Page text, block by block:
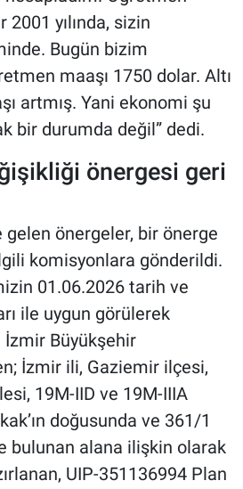
2001 yılında, sizin
Bugün bizim
maaşı 1750 dolar. Altı
artmış. Yani ekonomi şu
bir durumda değil” dedi.
önergesi geri
önergeler, bir önerge
komisyonlara gönderildi.
01.06.2026 tarih ve
ile uygun görülerek
Büyükşehir
İzmir ili, Gaziemir ilçesi,
19M-IID ve 19M-IIIA
doğusunda ve 361/1
bulunan alana ilişkin olarak
UIP-351136994 Plan